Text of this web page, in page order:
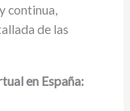
continua,
de las
en España: